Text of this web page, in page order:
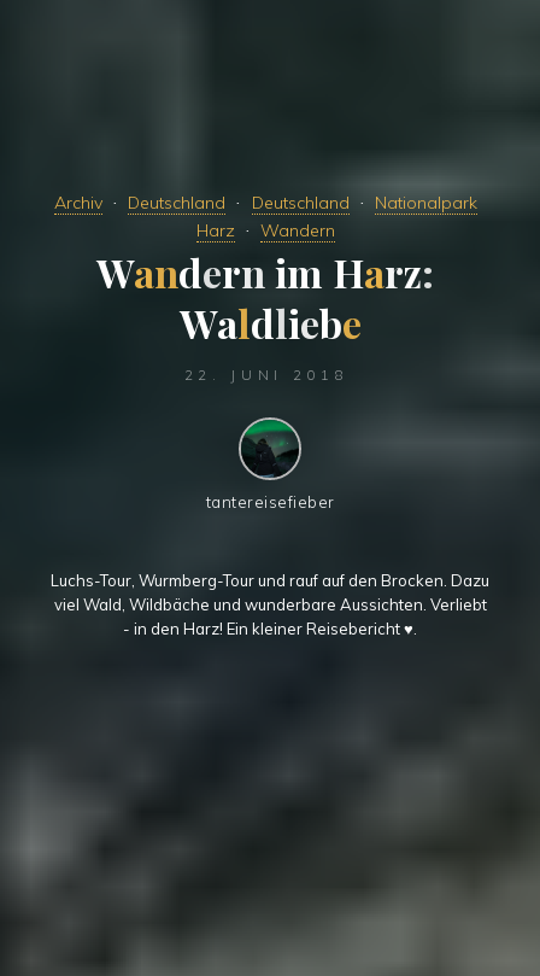
Archiv Deutschland Deutschland
Nationalpark
Harz
Wandern
Wandern im Harz:
Waldliebe
22. JUNI 2018
tantereisefieber
Luchs-Tour, Wurmberg-Tour und rauf auf den Brocken. Dazu
viel Wald, Wildbäche und wunderbare Aussichten. Verliebt
- in den Harz! Ein kleiner Reisebericht ♥.